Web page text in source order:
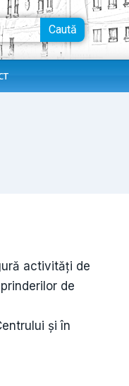
Caută
activități de
de
și în